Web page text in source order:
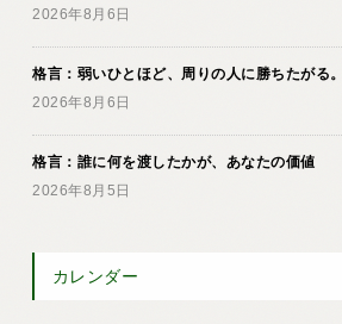
2026年8月6日
格言：弱いひとほど、周りの人に勝ちたがる。
2026年8月6日
格言：誰に何を渡したかが、あなたの価値
2026年8月5日
カレンダー